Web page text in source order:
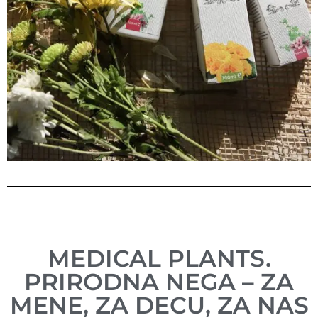
MEDICAL PLANTS.
PRIRODNA NEGA – ZA
MENE, ZA DECU, ZA NAS